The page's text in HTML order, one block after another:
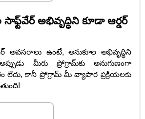
అభివృద్ధిని కూడా ఆర్డర్
అవసరాలు ఉంటే, అనుకూల అభివృద్ధిని
మీరు ప్రోగ్రామ్‌కు అనుగుణంగా
లేదు, కానీ ప్రోగ్రామ్ మీ వ్యాపార ప్రక్రియలకు